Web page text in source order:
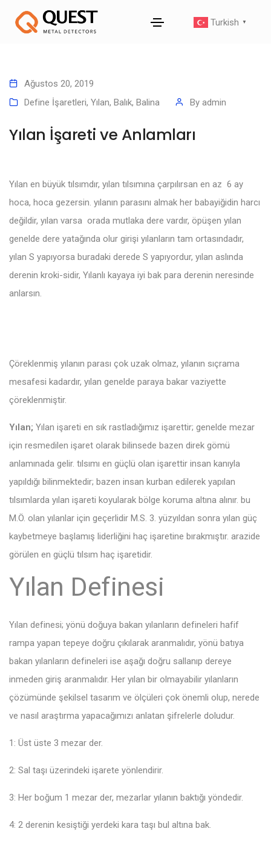
Turkish ▼
Ağustos 20, 2019
Define İşaretleri, Yılan, Balık, Balina By admin
Yılan İşareti ve Anlamları
Yılan en büyük tılsımdır, yılan tılsımına çarpılırsan en az 6 ay
hoca, hoca gezersin. yılanın parasını almak her babayiğidin harcı
değildir, yılan varsa orada mutlaka dere vardır, öpüşen yılan
genelde dere yatağında olur girişi yılanların tam ortasındadır,
yılan S yapıyorsa buradaki derede S yapıyordur, yılan aslında
derenin kroki-sidir, Yılanlı kayaya iyi bak para derenin neresinde
anlarsın.
Çöreklenmiş yılanın parası çok uzak olmaz, yılanın sıçrama
mesafesi kadardır, yılan genelde paraya bakar vaziyette
çöreklenmiştir.
Yılan; Yılan işareti en sık rastladığımız işarettir; genelde mezar
için resmedilen işaret olarak bilinsede bazen direk gömü
anlamınada gelir. tılsımı en güçlü olan işarettir insan kanıyla
yapıldığı bilinmektedir; bazen insan kurban edilerek yapılan
tılsımlarda yılan işareti koyularak bölge koruma altına alınır. bu
M.Ö. olan yılanlar için geçerlidir M.S. 3. yüzyıldan sonra yılan güç
kaybetmeye başlamış liderliğini haç işaretine bırakmıştır. arazide
görülen en güçlü tılsım haç işaretidir.
Yılan Definesi
Yılan definesi; yönü doğuya bakan yılanların defineleri hafif
rampa yapan tepeye doğru çıkılarak aranmalıdır, yönü batıya
bakan yılanların defineleri ise aşağı doğru sallanıp dereye
inmeden giriş aranmalıdır. Her yılan bir olmayabilir yılanların
çözümünde şekilsel tasarım ve ölçüleri çok önemli olup, nerede
ve nasıl araştırma yapacağımızı anlatan şifrelerle doludur.
1: Üst üste 3 mezar der.
2: Sal taşı üzerindeki işarete yönlendirir.
3: Her boğum 1 mezar der, mezarlar yılanın baktığı yöndedir.
4: 2 derenin kesiştiği yerdeki kara taşı bul altına bak.